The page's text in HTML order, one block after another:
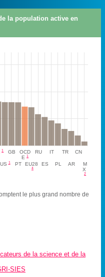
la population active en
1 GB
OCD
E1
RU IT TR CN
US1 PT EU28
4
ES PL AR
M
X
2
le plus grand nombre de
de la science et de la
SIES